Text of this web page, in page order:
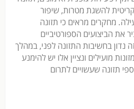
להשגת מטרות, שיפור
מחקרים מראים כי תזונה
את הביצועים הספורטיביים
זה נדון בחשיבות התזונה לפני, במהלך
מועילים ונציין אלו יש להימנע
תזונה שעשויים לתרום